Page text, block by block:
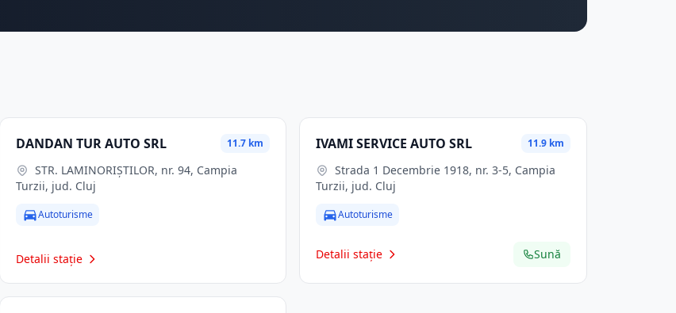
DANDAN TUR AUTO SRL 11.7 km
Turzii, jud. Cluj
Autoturisme
Detalii stație
IVAMI SERVICE AUTO SRL 11.9 km
Strada 1 Decembrie 1918, nr. 3-5, Campia
Turzii, jud. Cluj
Autoturisme
Detalii stație Sună